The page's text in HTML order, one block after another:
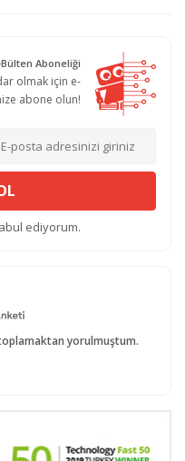
Bülten Aboneliği
olmak için e-
abone olun!
ediyorum.
yorulmuştum.